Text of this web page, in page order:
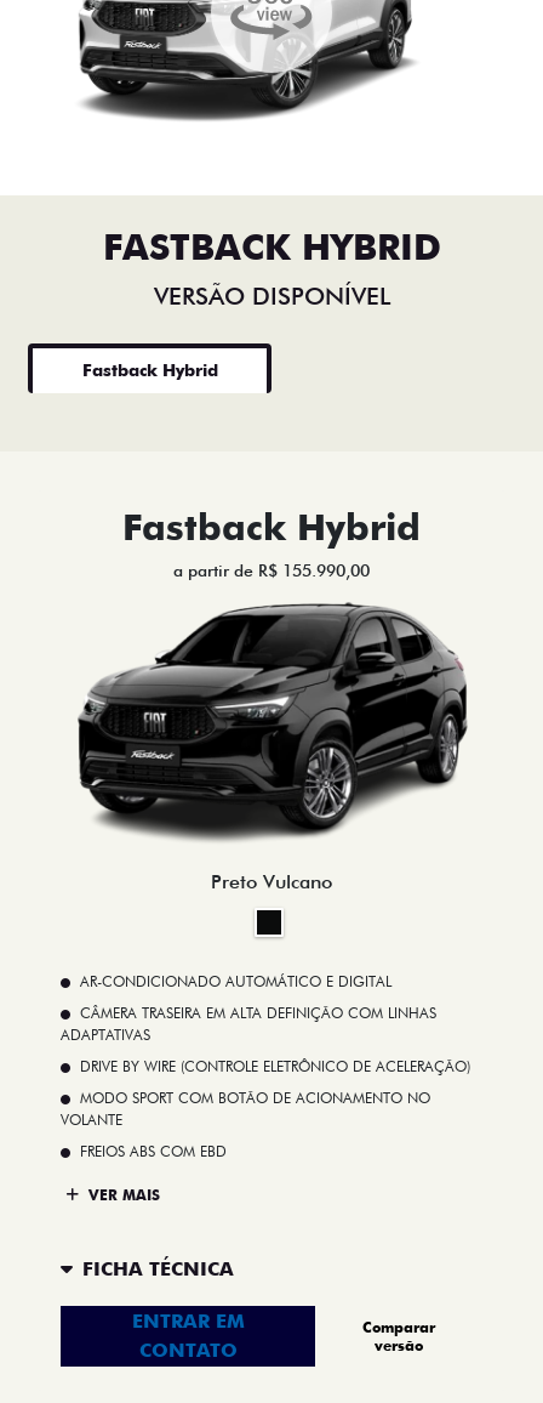
FASTBACK HYBRID
VERSÃO DISPONÍVEL
Fastback Hybrid
Fastback Hybrid
a partir de R$ 155.990,00
Preto Vulcano
AR-CONDICIONADO AUTOMÁTICO E DIGITAL
CÂMERA TRASEIRA EM ALTA DEFINIÇÃO COM LINHAS
ADAPTATIVAS
DRIVE BY WIRE (CONTROLE ELETRÔNICO DE ACELERAÇÃO)
MODO SPORT COM BOTÃO DE ACIONAMENTO NO
VOLANTE
FREIOS ABS COM EBD
VER MAIS
FICHA TÉCNICA
ENTRAR EM
CONTATO
Comparar
versão